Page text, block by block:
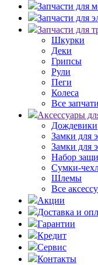
Запчасти для
Запчасти для
Запчасти для
Шкурки
Деки
Грипсы
Рули
Пеги
Колеса
Все
Аксессуары
Дождевики
Замки для
Замки для
Набор
Сумки-
Шлемы
Все
Акции
Доставка и
Гарантии
Кредит
Сервис
Контакты